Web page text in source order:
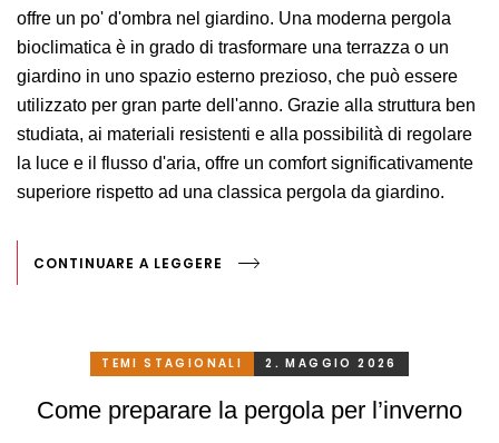
offre un po' d'ombra nel giardino. Una moderna pergola
bioclimatica è in grado di trasformare una terrazza o un
giardino in uno spazio esterno prezioso, che può essere
utilizzato per gran parte dell'anno. Grazie alla struttura ben
studiata, ai materiali resistenti e alla possibilità di regolare
la luce e il flusso d'aria, offre un comfort significativamente
superiore rispetto ad una classica pergola da giardino.
CONTINUARE A LEGGERE
TEMI STAGIONALI 2. MAGGIO 2026
Come preparare la pergola per l’inverno